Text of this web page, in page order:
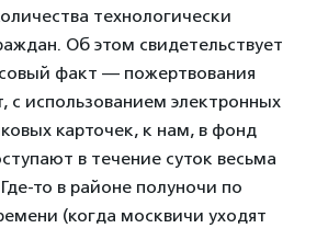
технологически
Об этом свидетельствует
факт — пожертвования
с использованием электронных
карточек, к нам, в фонд
в течение суток весьма
то в районе полуночи по
(когда москвичи уходят